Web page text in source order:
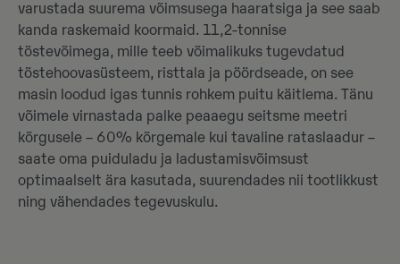
varustada suurema võimsusega haaratsiga ja see saab
kanda raskemaid koormaid. 11,2-tonnise
tõstevõimega, mille teeb võimalikuks tugevdatud
tõstehoovasüsteem, risttala ja pöördseade, on see
masin loodud igas tunnis rohkem puitu käitlema. Tänu
võimele virnastada palke peaaegu seitsme meetri
kõrgusele – 60% kõrgemale kui tavaline rataslaadur –
saate oma puiduladu ja ladustamisvõimsust
optimaalselt ära kasutada, suurendades nii tootlikkust
ning vähendades tegevuskulu.